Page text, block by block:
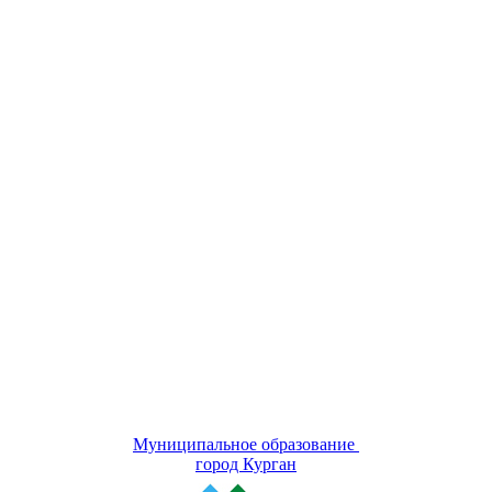
Муниципальное образование
город Курган